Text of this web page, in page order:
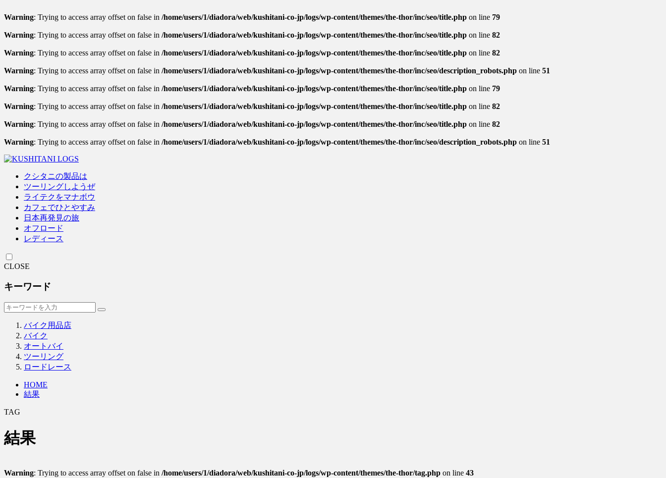
Warning: Trying to access array offset on false in /home/users/1/diadora/web/kushitani-co-jp/logs/wp-content/themes/the-thor/inc/seo/title.php on line 79
Warning: Trying to access array offset on false in /home/users/1/diadora/web/kushitani-co-jp/logs/wp-content/themes/the-thor/inc/seo/title.php on line 82
Warning: Trying to access array offset on false in /home/users/1/diadora/web/kushitani-co-jp/logs/wp-content/themes/the-thor/inc/seo/title.php on line 82
Warning: Trying to access array offset on false in /home/users/1/diadora/web/kushitani-co-jp/logs/wp-content/themes/the-thor/inc/seo/description_robots.php on line 51
Warning: Trying to access array offset on false in /home/users/1/diadora/web/kushitani-co-jp/logs/wp-content/themes/the-thor/inc/seo/title.php on line 79
Warning: Trying to access array offset on false in /home/users/1/diadora/web/kushitani-co-jp/logs/wp-content/themes/the-thor/inc/seo/title.php on line 82
Warning: Trying to access array offset on false in /home/users/1/diadora/web/kushitani-co-jp/logs/wp-content/themes/the-thor/inc/seo/title.php on line 82
Warning: Trying to access array offset on false in /home/users/1/diadora/web/kushitani-co-jp/logs/wp-content/themes/the-thor/inc/seo/description_robots.php on line 51
クシタニの製品は
ツーリングしようぜ
ライテクをマナボウ
カフェでひとやすみ
日本再発見の旅
オフロード
レディース
CLOSE
キーワード
バイク用品店
バイク
オートバイ
ツーリング
ロードレース
HOME
結果
TAG
結果
Warning: Trying to access array offset on false in /home/users/1/diadora/web/kushitani-co-jp/logs/wp-content/themes/the-thor/tag.php on line 43